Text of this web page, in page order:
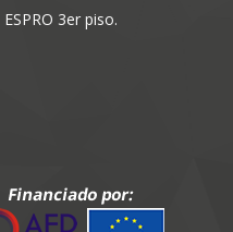
3er piso.